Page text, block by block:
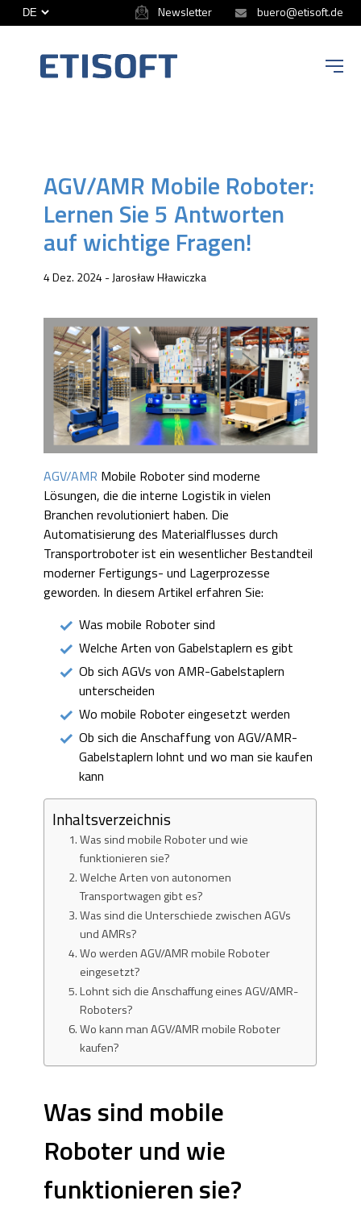
Newsletter buero@etisoft.de
AGV/AMR Mobile Roboter:
Lernen Sie 5 Antworten
auf wichtige Fragen!
4 Dez. 2024 - Jarosław Hławiczka
AGV/AMR Mobile Roboter sind moderne
Lösungen, die die interne Logistik in vielen
Branchen revolutioniert haben. Die
Automatisierung des Materialflusses durch
Transportroboter ist ein wesentlicher Bestandteil
moderner Fertigungs- und Lagerprozesse
geworden. In diesem Artikel erfahren Sie:
Was mobile Roboter sind
Welche Arten von Gabelstaplern es gibt
Ob sich AGVs von AMR-Gabelstaplern
unterscheiden
Wo mobile Roboter eingesetzt werden
Ob sich die Anschaffung von AGV/AMR-
Gabelstaplern lohnt und wo man sie kaufen
kann
Inhaltsverzeichnis
Was sind mobile Roboter und wie
funktionieren sie?
Welche Arten von autonomen
Transportwagen gibt es?
Was sind die Unterschiede zwischen AGVs
und AMRs?
Wo werden AGV/AMR mobile Roboter
eingesetzt?
Lohnt sich die Anschaffung eines AGV/AMR-
Roboters?
Wo kann man AGV/AMR mobile Roboter
kaufen?
Was sind mobile
Roboter und wie
funktionieren sie?